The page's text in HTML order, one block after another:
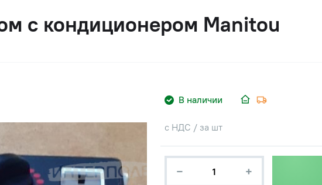
с кондиционером Manitou
В наличии
с НДС / за шт
− +